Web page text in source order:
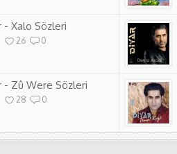
- Xalo Sözleri
26 0
- Zû Were Sözleri
28 0